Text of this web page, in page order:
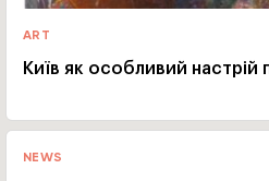
ART
Київ як особливий настрій
NEWS